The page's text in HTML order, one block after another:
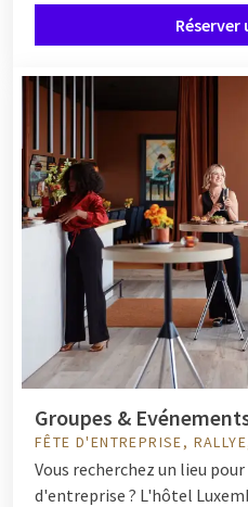
Réserver
Groupes &
FÊTE D'ENTREPRISE,
Vous recherchez un lieu
d'entreprise ? L'hôtel